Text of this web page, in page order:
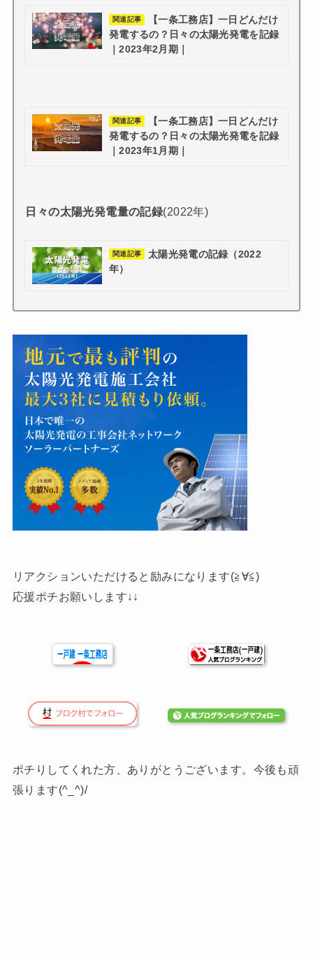
関連記事
【一条工務店】一日どんだけ
発電するの？日々の太陽光発電を記録
｜2023年2月期｜
関連記事
【一条工務店】一日どんだけ
発電するの？日々の太陽光発電を記録
｜2023年1月期｜
日々の太陽光発電量の記録(2022年)
関連記事
太陽光発電の記録（2022
年）
リアクションいただけると励みになります(≧∀≦)
応援ポチお願いします↓↓
ポチりしてくれた方、ありがとうございます。今後も頑
張ります(^_^)/